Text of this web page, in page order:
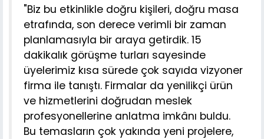
"Biz bu etkinlikle doğru kişileri, doğru masa
etrafında, son derece verimli bir zaman
planlamasıyla bir araya getirdik. 15
dakikalık görüşme turları sayesinde
üyelerimiz kısa sürede çok sayıda vizyoner
firma ile tanıştı. Firmalar da yenilikçi ürün
ve hizmetlerini doğrudan meslek
profesyonellerine anlatma imkânı buldu.
Bu temasların çok yakında yeni projelere,